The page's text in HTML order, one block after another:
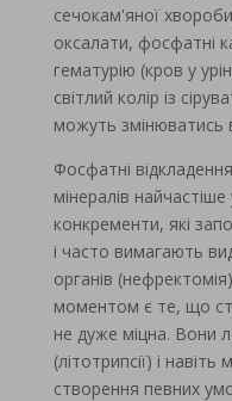
сечокам'яної
оксалати, фосфатні
гематурію (кров у
світлий колір із
можуть змінюватись
Фосфатні
мінералів
конкременти, які
і часто вимагають
органів
моментом є те, що
не дуже міцна. Вони
(літотрипсії) і
створення певних